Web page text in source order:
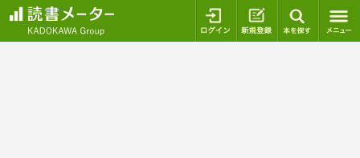
ログイン 新規登録